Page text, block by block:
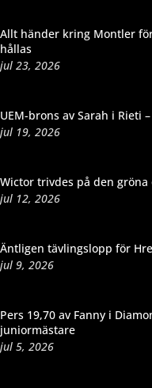
Allt händer kring Montler
hållas
jul 23, 2026
UEM-brons av Sarah i Rieti
jul 19, 2026
Wictor trivdes på den gröna
jul 12, 2026
Äntligen tävlingslopp för
jul 9, 2026
Pers 19,70 av Fanny i
juniormästare
jul 5, 2026